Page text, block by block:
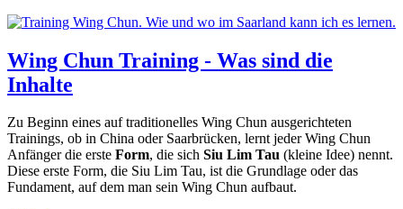
Wing Chun Training - Was sind die
Inhalte
Zu Beginn eines auf traditionelles Wing Chun ausgerichteten
Trainings, ob in China oder Saarbrücken, lernt jeder Wing Chun
Anfänger die erste Form, die sich Siu Lim Tau (kleine Idee) nennt.
Diese erste Form, die Siu Lim Tau, ist die Grundlage oder das
Fundament, auf dem man sein Wing Chun aufbaut.